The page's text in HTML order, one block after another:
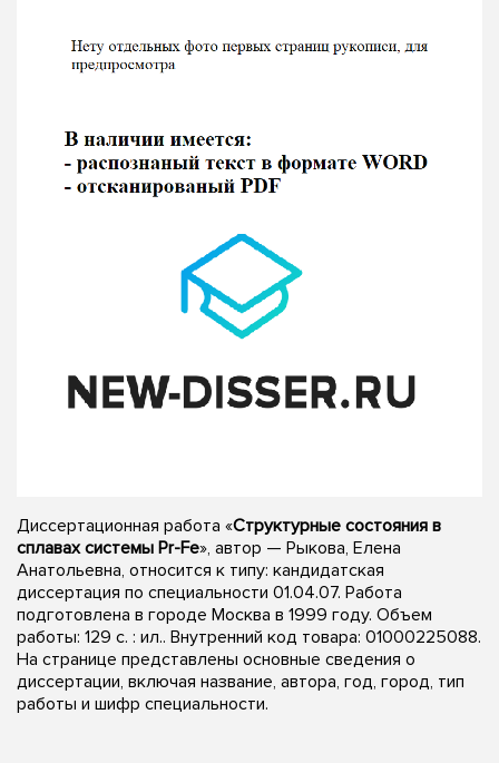
Диссертационная работа «Структурные состояния в
сплавах системы Pr-Fe», автор — Рыкова, Елена
Анатольевна, относится к типу: кандидатская
диссертация по специальности 01.04.07. Работа
подготовлена в городе Москва в 1999 году. Объем
работы: 129 с. : ил.. Внутренний код товара: 01000225088.
На странице представлены основные сведения о
диссертации, включая название, автора, год, город, тип
работы и шифр специальности.